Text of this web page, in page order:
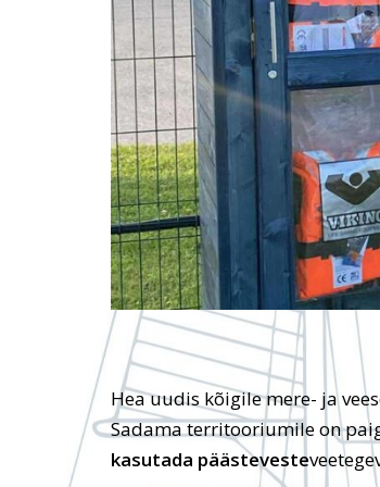
Hea uudis kõigile mere- ja
Sadama territooriumile on
kasutada päästeveste